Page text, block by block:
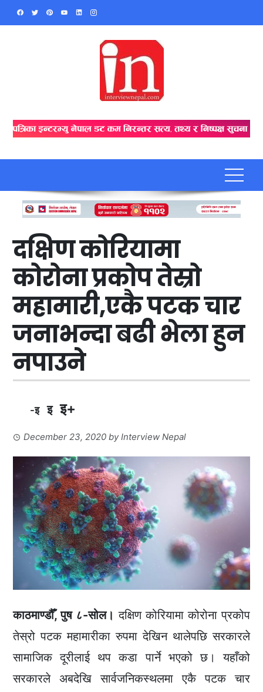
Skip
दक्षिण कोरियामा
कोरोना प्रकोप तेस्रो
महामारी,एकै पटक चार
जनाभन्दा बढी भेला हुन
नपाउने
-इ इ इ+
December 23, 2020 byInterview Nepal
काठमाण्डौँ, पुष ८-सोल। दक्षिण कोरियामा कोरोना प्रकोप
तेस्रो पटक महामारीका रुपमा देखिन थालेपछि सरकारले
सामाजिक दूरीलाई थप कडा पार्ने भएको छ। यहाँको
सरकारले अबदेखि सार्वजनिकस्थलमा एकै पटक चार